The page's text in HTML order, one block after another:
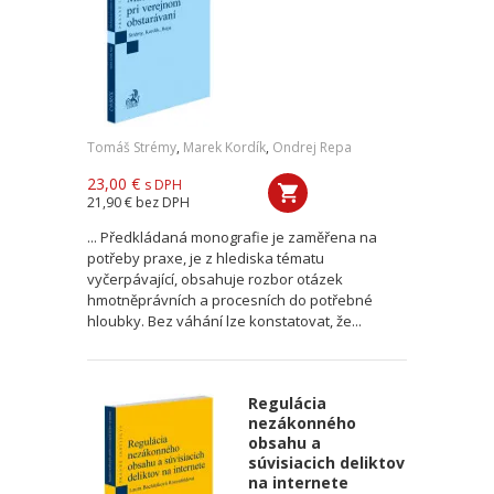
Tomáš Strémy, Marek Kordík, Ondrej Repa
23,00 € s DPH
21,90 € bez DPH
... Předkládaná monografie je zaměřena na
potřeby praxe, je z hlediska tématu
vyčerpávající, obsahuje rozbor otázek
hmotněprávních a procesních do potřebné
hloubky. Bez váhání lze konstatovat, že...
Regulácia
nezákonného
obsahu a
súvisiacich deliktov
na internete